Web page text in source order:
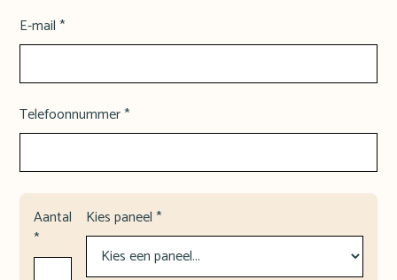
E-mail *
Telefoonnummer *
Aantal
*
Kies paneel *